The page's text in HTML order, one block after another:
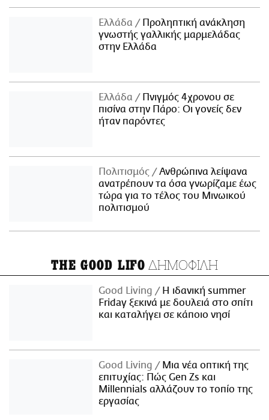
Ελλάδα
Προληπτική ανάκληση
γνωστής γαλλικής μαρμελάδας
στην Ελλάδα
Ελλάδα
Πνιγμός 4χρονου σε
πισίνα στην Πάρο: Οι γονείς δεν
ήταν παρόντες
Πολιτισμός
Ανθρώπινα λείψανα
ανατρέπουν τα όσα γνωρίζαμε έως
τώρα για το τέλος του Μινωικού
πολιτισμού
THE GOOD LIFO ΔΗΜΟΦΙΛΗ
Good Living
Η ιδανική summer
Friday ξεκινά με δουλειά στο σπίτι
και καταλήγει σε κάποιο νησί
Good Living
Μια νέα οπτική της
επιτυχίας: Πώς Gen Zs και
Millennials αλλάζουν το τοπίο της
εργασίας